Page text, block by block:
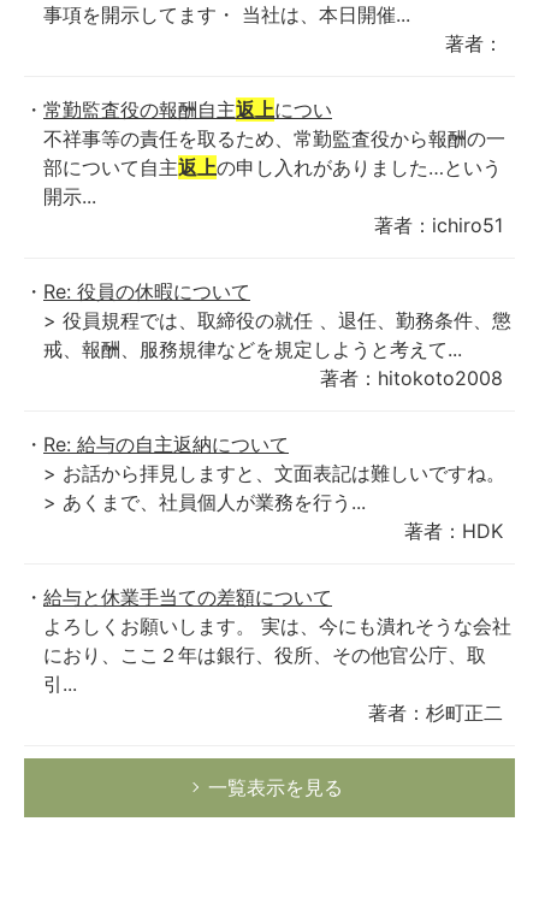
事項を開示してます・ 当社は、本日開催...
著者：
常勤監査役の報酬自主返上につい
不祥事等の責任を取るため、常勤監査役から報酬の一
部について自主返上の申し入れがありました…という
開示...
著者：ichiro51
Re: 役員の休暇について
> 役員規程では、取締役の就任 、退任、勤務条件、懲
戒、報酬、服務規律などを規定しようと考えて...
著者：hitokoto2008
Re: 給与の自主返納について
> お話から拝見しますと、文面表記は難しいですね。
> あくまで、社員個人が業務を行う...
著者：HDK
給与と休業手当ての差額について
よろしくお願いします。 実は、今にも潰れそうな会社
におり、ここ２年は銀行、役所、その他官公庁、取
引...
著者：杉町正二
一覧表示を見る